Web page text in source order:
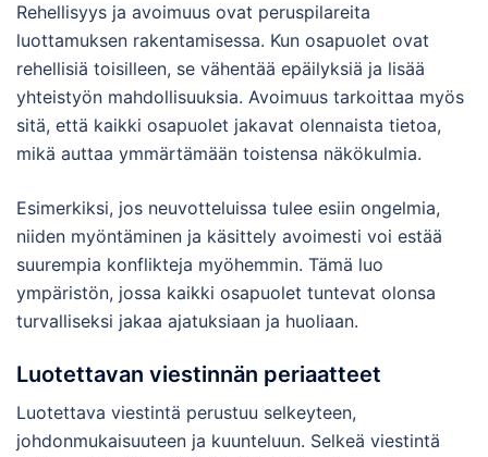
Rehellisyys ja avoimuus ovat peruspilareita
luottamuksen rakentamisessa. Kun osapuolet ovat
rehellisiä toisilleen, se vähentää epäilyksiä ja lisää
yhteistyön mahdollisuuksia. Avoimuus tarkoittaa myös
sitä, että kaikki osapuolet jakavat olennaista tietoa,
mikä auttaa ymmärtämään toistensa näkökulmia.
Esimerkiksi, jos neuvotteluissa tulee esiin ongelmia,
niiden myöntäminen ja käsittely avoimesti voi estää
suurempia konflikteja myöhemmin. Tämä luo
ympäristön, jossa kaikki osapuolet tuntevat olonsa
turvalliseksi jakaa ajatuksiaan ja huoliaan.
Luotettavan viestinnän periaatteet
Luotettava viestintä perustuu selkeyteen,
johdonmukaisuuteen ja kuunteluun. Selkeä viestintä